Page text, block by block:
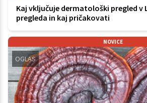
Kaj vključuje dermatološki pregled v
pregleda in kaj pričakovati
NOVICE
OGLAS